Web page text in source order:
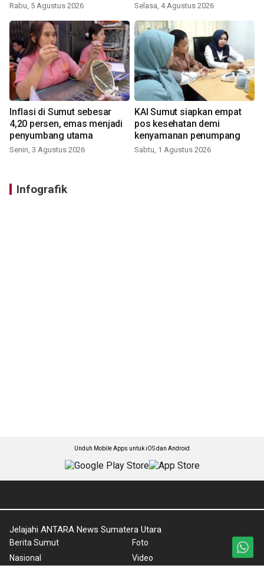
Rabu, 5 Agustus 2026 Selasa, 4 Agustus 2026
Inflasi di Sumut sebesar
4,20 persen, emas menjadi
penyumbang utama
Senin, 3 Agustus 2026
KAI Sumut siapkan empat
pos kesehatan demi
kenyamanan penumpang
Sabtu, 1 Agustus 2026
Infografik
Unduh Mobile Apps untuk iOS dan Android
Jelajahi ANTARA News Sumatera Utara
Berita Sumut
Nasional
Foto
Video